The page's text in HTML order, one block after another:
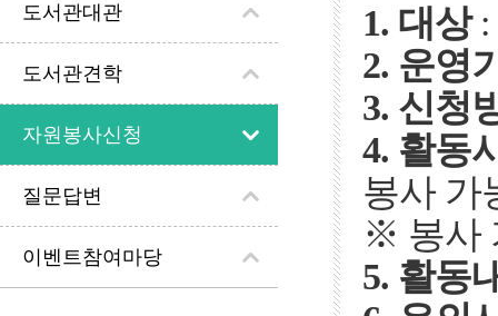
도서관대관
도서관견학
자원봉사신청
질문답변
이벤트참여마당
1. 대상:
2. 운영
3. 신청
4. 활동
봉사 가
※ 봉사
5. 활동